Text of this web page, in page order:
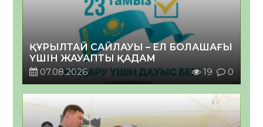
ҚҰРЫЛТАЙ САЙЛАУЫ – ЕЛ БОЛАШАҒЫ
ҮШІН ЖАУАПТЫ ҚАДАМ
07.08.2026
19 0